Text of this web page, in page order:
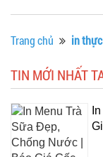
Trang chủ in
TIN MỚI NHẤT